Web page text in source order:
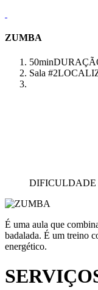
ZUMBA
50min
Sala #2
DIFICULDADE
É uma aula que
badalada. É um treino
energético.